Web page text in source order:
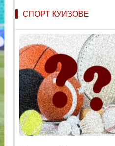
СПОРТ КУИЗОВЕ